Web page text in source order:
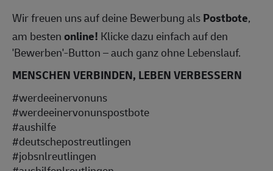
Wir freuen uns auf deine Bewerbung alsPostbote,
am bestenonline! Klicke dazu einfach auf den
'Bewerben'-Button – auch ganz ohne Lebenslauf.
MENSCHEN VERBINDEN, LEBEN VERBESSERN
#werdeeinervonuns
#werdeeinervonunspostbote
#aushilfe
#deutschepostreutlingen
#jobsnlreutlingen